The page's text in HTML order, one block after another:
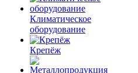
Климатическое
оборудование
Крепёж